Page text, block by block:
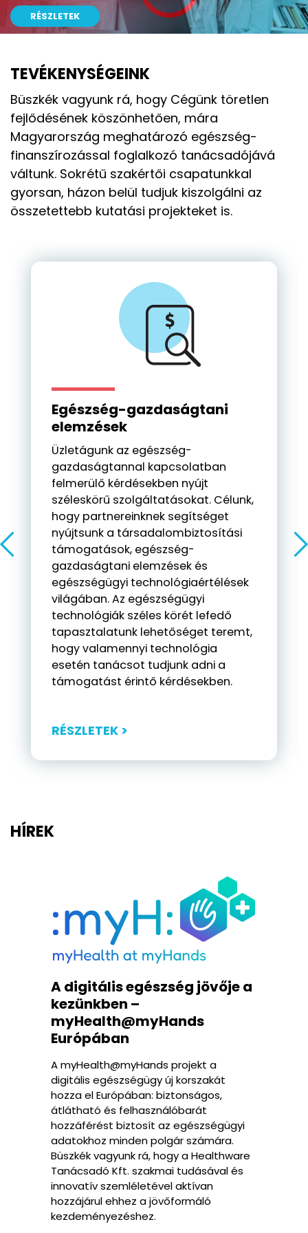
RÉSZLETEK
RÉSZLETEK
RÉSZLETEK
RÉSZLETEK
TEVÉKENYSÉGEINK
Büszkék vagyunk rá, hogy Cégünk töretlen
fejlődésének köszönhetően, mára
Magyarország meghatározó egészség-
finanszírozással foglalkozó tanácsadójává
váltunk. Sokrétű szakértői csapatunkkal
gyorsan, házon belül tudjuk kiszolgálni az
összetettebb kutatási projekteket is.
Egészség-gazdaságtani
elemzések
Üzletágunk az egészség-
gazdaságtannal kapcsolatban
felmerülő kérdésekben nyújt
széleskörű szolgáltatásokat. Célunk,
hogy partnereinknek segítséget
nyújtsunk a társadalombiztosítási
támogatások, egészség-
gazdaságtani elemzések és
egészségügyi technológiaértélések
világában. Az egészségügyi
technológiák széles körét lefedő
tapasztalatunk lehetőséget teremt,
hogy valamennyi technológia
esetén tanácsot tudjunk adni a
támogatást érintő kérdésekben.
RÉSZLETEK >
HÍREK
A digitális egészség jövője a
kezünkben –
myHealth@myHands
Európában
A myHealth@myHands projekt a
digitális egészségügy új korszakát
hozza el Európában: biztonságos,
átlátható és felhasználóbarát
hozzáférést biztosít az egészségügyi
adatokhoz minden polgár számára.
Büszkék vagyunk rá, hogy a Healthware
Tanácsadó Kft. szakmai tudásával és
innovatív szemléletével aktívan
hozzájárul ehhez a jövőformáló
kezdeményezéshez.